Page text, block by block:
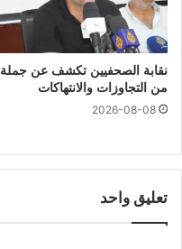
نقابة الصحفيين تكشف عن جملة
من التجاوزات والانتهاكات
2026-08-08
تعليق واحد